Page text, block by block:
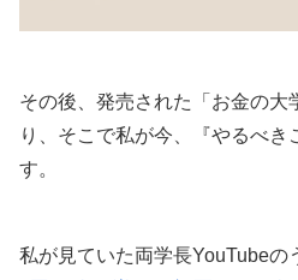
その後、発売された「お金の大
り、そこで私が今、『やるべ
す。
私が見ていた両学長YouTubeの